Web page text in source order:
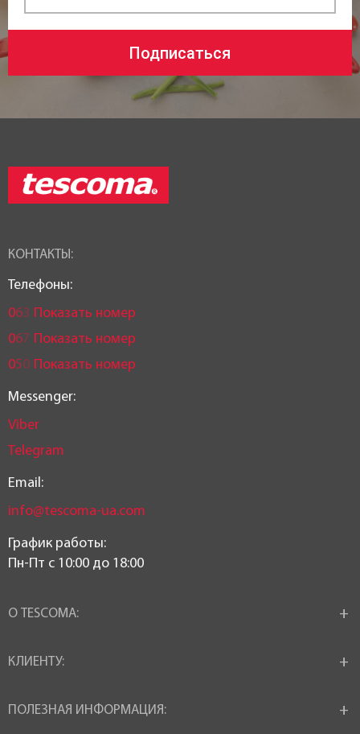
Круглая
Особенности:
Мерная шкала, Отверстие для пара
Совместимость с источниками тепла:
Газовые, Электрические
Стеклокерамические
Возможность использования в
да
Диаметр ø:
20 см
Высота:
28 см
Подписаться
КОНТАКТЫ:
Телефоны:
063 Показать номер
067 Показать номер
050 Показать номер
Messenger:
Viber
Telegram
Email:
info@tescoma-ua.com
График работы:
Пн-Пт c 10:00 до 18:00
О TESCOMA:
КЛИЕНТУ:
ПОЛЕЗНАЯ ИНФОРМАЦИЯ: